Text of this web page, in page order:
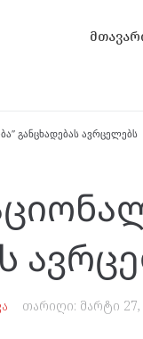
განცხადებას ავრცელებს
თარიღი: მარტი 27,